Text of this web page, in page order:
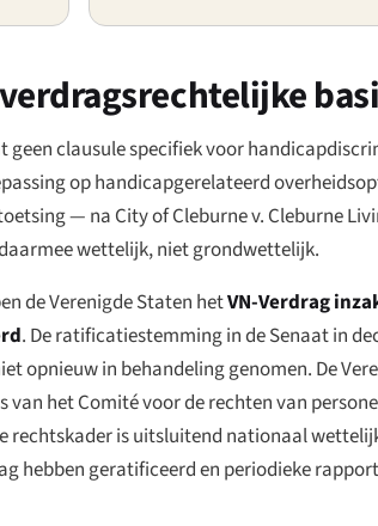
geen clausule specifiek voor
op handicapgerelateerd
— na City of Cleburne v. Cleburne
wettelijk, niet grondwettelijk.
de Verenigde Staten hetVN-Verdrag
. De ratificatiestemming in de Senaat in
opnieuw in behandeling genomen. De
het Comité voor de rechten van
is uitsluitend nationaal
hebben geratificeerd en periodieke